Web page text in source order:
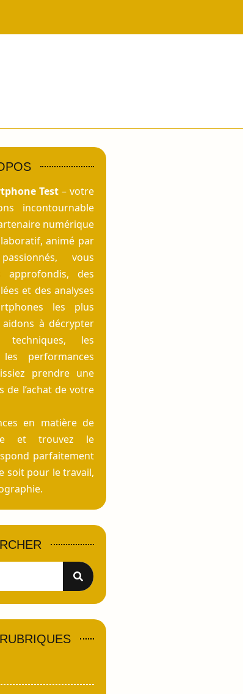
Test – votre
incontournable
numérique
animé par
vous
approfondis, des
et des analyses
les plus
à décrypter
techniques, les
performances
prendre une
de l’achat de votre
en matière de
et trouvez le
parfaitement
soit pour le travail,